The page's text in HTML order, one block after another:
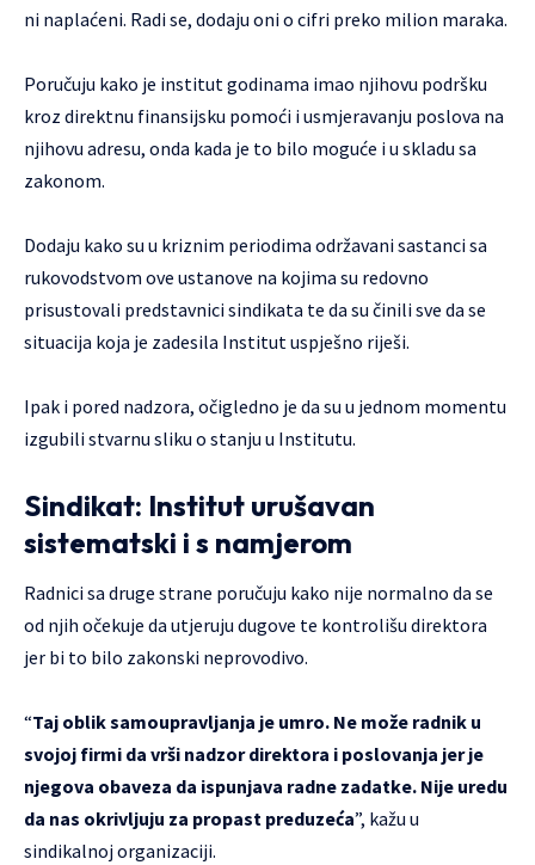
ni naplaćeni. Radi se, dodaju oni o cifri preko milion maraka.
Poručuju kako je institut godinama imao njihovu podršku
kroz direktnu finansijsku pomoći i usmjeravanju poslova na
njihovu adresu, onda kada je to bilo moguće i u skladu sa
zakonom.
Dodaju kako su u kriznim periodima održavani sastanci sa
rukovodstvom ove ustanove na kojima su redovno
prisustovali predstavnici sindikata te da su činili sve da se
situacija koja je zadesila Institut uspješno riješi.
Ipak i pored nadzora, očigledno je da su u jednom momentu
izgubili stvarnu sliku o stanju u Institutu.
Sindikat: Institut urušavan
sistematski i s namjerom
Radnici sa druge strane poručuju kako nije normalno da se
od njih očekuje da utjeruju dugove te kontrolišu direktora
jer bi to bilo zakonski neprovodivo.
“Taj oblik samoupravljanja je umro. Ne može radnik u
svojoj firmi da vrši nadzor direktora i poslovanja jer je
njegova obaveza da ispunjava radne zadatke. Nije uredu
da nas okrivljuju za propast preduzeća”, kažu u
sindikalnoj organizaciji.